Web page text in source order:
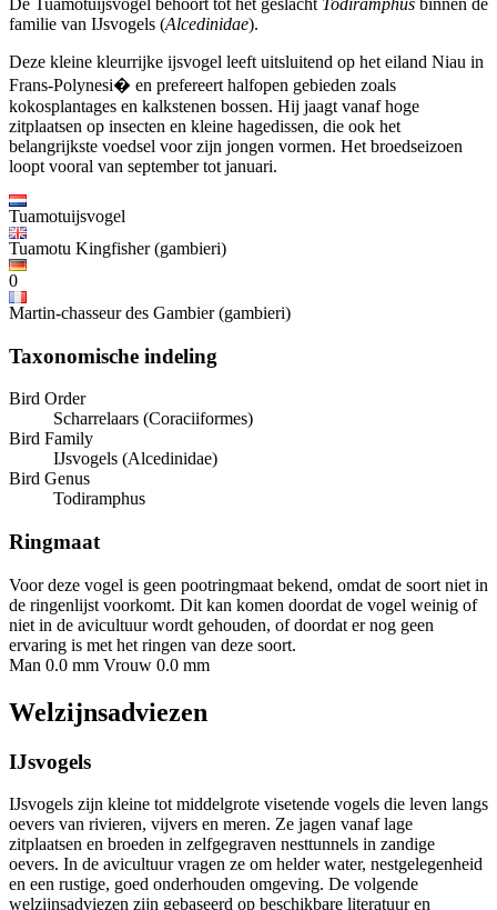
De Tuamotuijsvogel behoort tot het geslacht Todiramphus binnen de
familie van IJsvogels (Alcedinidae).
Deze kleine kleurrijke ijsvogel leeft uitsluitend op het eiland Niau in
Frans-Polynesi� en prefereert halfopen gebieden zoals
kokosplantages en kalkstenen bossen. Hij jaagt vanaf hoge
zitplaatsen op insecten en kleine hagedissen, die ook het
belangrijkste voedsel voor zijn jongen vormen. Het broedseizoen
loopt vooral van september tot januari.
Tuamotuijsvogel
Tuamotu Kingfisher (gambieri)
0
Martin-chasseur des Gambier (gambieri)
Taxonomische indeling
Bird Order
Scharrelaars (Coraciiformes)
Bird Family
IJsvogels (Alcedinidae)
Bird Genus
Todiramphus
Ringmaat
Voor deze vogel is geen pootringmaat bekend, omdat de soort niet in
de ringenlijst voorkomt. Dit kan komen doordat de vogel weinig of
niet in de avicultuur wordt gehouden, of doordat er nog geen
ervaring is met het ringen van deze soort.
Man 0.0 mm Vrouw 0.0 mm
Welzijnsadviezen
IJsvogels
IJsvogels zijn kleine tot middelgrote visetende vogels die leven langs
oevers van rivieren, vijvers en meren. Ze jagen vanaf lage
zitplaatsen en broeden in zelfgegraven nesttunnels in zandige
oevers. In de avicultuur vragen ze om helder water, nestgelegenheid
en een rustige, goed onderhouden omgeving. De volgende
welzijnsadviezen zijn gebaseerd op beschikbare literatuur en